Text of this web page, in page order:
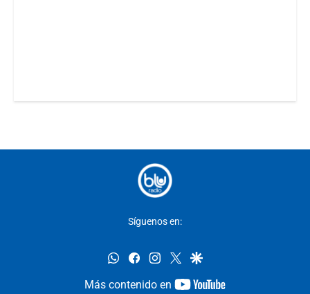
Síguenos en:
whatsappfacebookinstagram
twittergoogle
Más contenido en
youtube-